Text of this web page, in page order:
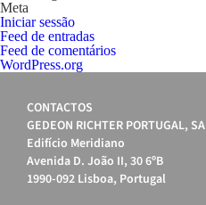
CONTACTOS
Meta
Iniciar sessão
Feed de entradas
Feed de comentários
WordPress.org
CONTACTOS
GEDEON RICHTER PORTUGAL, SA
Edifício Meridiano
Avenida D. João II, 30 6ºB
1990-092 Lisboa, Portugal